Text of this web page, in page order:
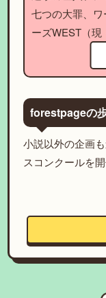
七つの大罪、
ーズWEST（現
forestpageの
小説以外の企画
スコンクールを開